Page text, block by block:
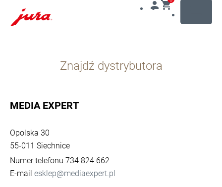
opcji
wyszukiwania
Znajdź dystrybutora
MEDIA EXPERT
Opolska 30
55-011 Siechnice
Numer telefonu 734 824 662
E-mail esklep@mediaexpert.pl